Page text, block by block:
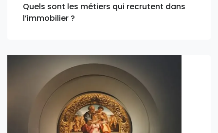
Quels sont les métiers qui recrutent dans
l’immobilier ?